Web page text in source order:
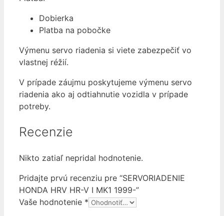
Dobierka
Platba na pobočke
Výmenu servo riadenia si viete zabezpečiť vo
vlastnej réžií.
V prípade záujmu poskytujeme výmenu servo
riadenia ako aj odtiahnutie vozidla v prípade
potreby.
Recenzie
Nikto zatiaľ nepridal hodnotenie.
Pridajte prvú recenziu pre “SERVORIADENIE
HONDA HRV HR-V I MK1 1999-”
Vaše hodnotenie *